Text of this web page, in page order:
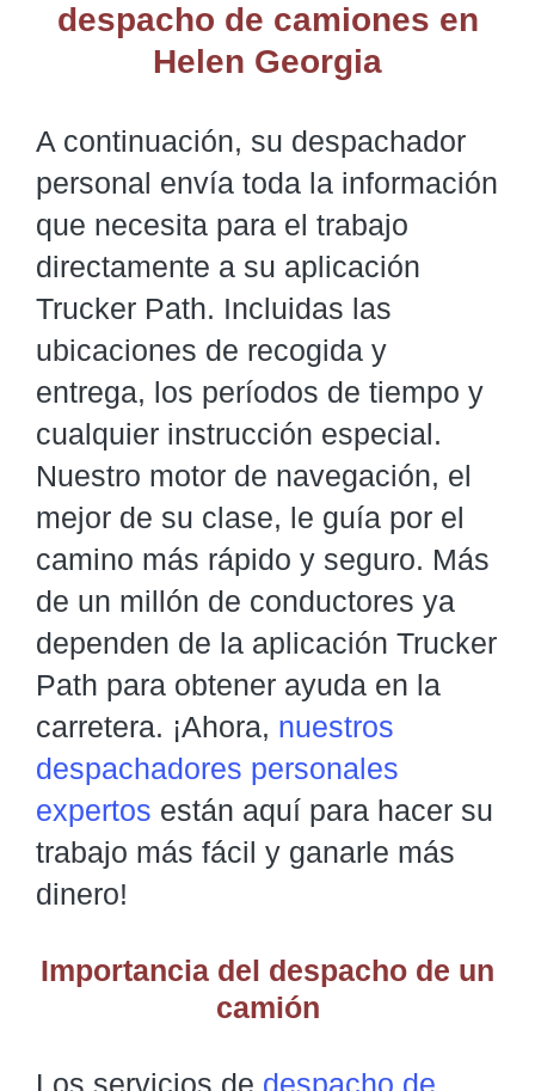
despacho de camiones en
Helen Georgia
A continuación, su despachador
personal envía toda la información
que necesita para el trabajo
directamente a su aplicación
Trucker Path. Incluidas las
ubicaciones de recogida y
entrega, los períodos de tiempo y
cualquier instrucción especial.
Nuestro motor de navegación, el
mejor de su clase, le guía por el
camino más rápido y seguro. Más
de un millón de conductores ya
dependen de la aplicación Trucker
Path para obtener ayuda en la
carretera. ¡Ahora, nuestros
despachadores personales
expertos están aquí para hacer su
trabajo más fácil y ganarle más
dinero!
Importancia del despacho de un
camión
Los servicios de despacho de